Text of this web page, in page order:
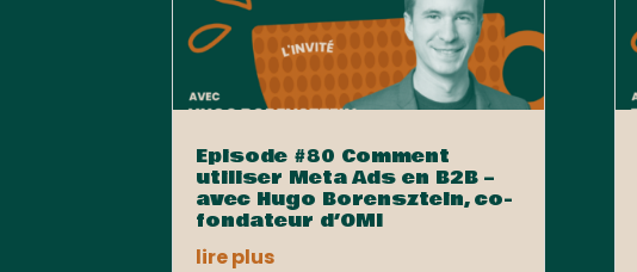
Episode #80 Comment
utiliser Meta Ads en B2B –
avec Hugo Borensztein, co-
fondateur d’OMI
lire plus